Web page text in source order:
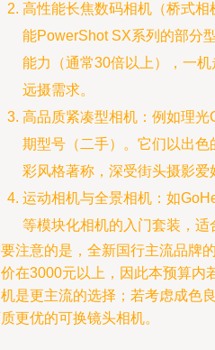
高性能长焦数码相机（桥式
能PowerShot SX系列的部分
能力（通常30倍以上），一
远摄需求。
高品质紧凑型相机：例如理
期型号（二手）。它们以出
彩风格著称，深受街头摄影爱
运动相机与全景相机：如
等模块化相机的入门套装，适
注意的是，全新国行主流品牌
在3000元以上，因此本预算内
是更主流的选择；若考虑成色
更优的可换镜头相机。